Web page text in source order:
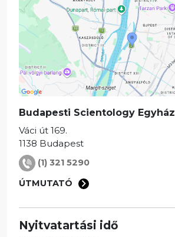
Budapesti Scientology Egyház
Váci út 169.
1138 Budapest
(1) 321 5290
ÚTMUTATÓ
Nyitvatartási idő